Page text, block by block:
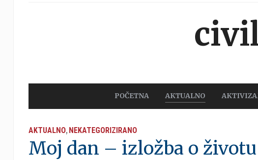
POČETNA AKTUALNO
AKTUALNO, NEKATEGORIZIRANO
Moj dan – izložba o